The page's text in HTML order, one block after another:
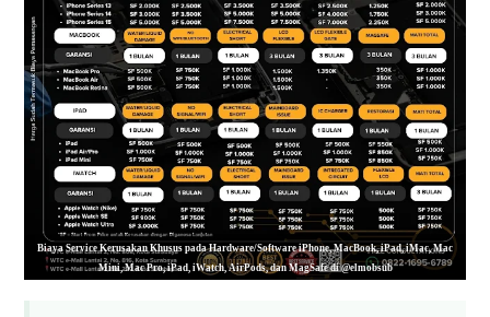
Biaya Service Kerusakan Khusus pada Hardware/Software iPhone, MacBook, iPad, iMac, Mac
Mini, Mac Pro, iPad, iWatch, AirPods, dan MagSafe di @elmobsub